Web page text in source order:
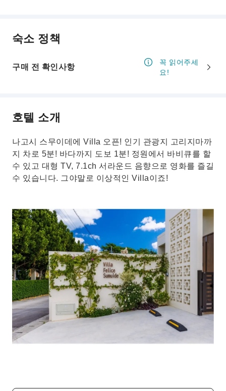
숙소 정책
구매 전 확인사항
꼭 읽어주세
요!
호텔 소개
나고시 스무이데에 Villa 오픈! 인기 관광지 고리지마까
지 차로 5분! 바다까지 도보 1분! 정원에서 바비큐를 할
수 있고 대형 TV, 7.1ch 서라운드 음향으로 영화를 즐길
수 있습니다. 그야말로 이상적인 Villa이죠!